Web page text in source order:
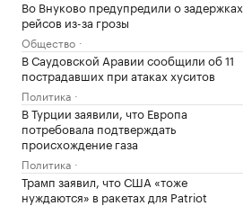
Во Внуково предупредили о задержках
рейсов из-за грозы
Общество
В Саудовской Аравии сообщили об 11
пострадавших при атаках хуситов
Политика
В Турции заявили, что Европа
потребовала подтверждать
происхождение газа
Политика
Трамп заявил, что США «тоже
нуждаются» в ракетах для Patriot